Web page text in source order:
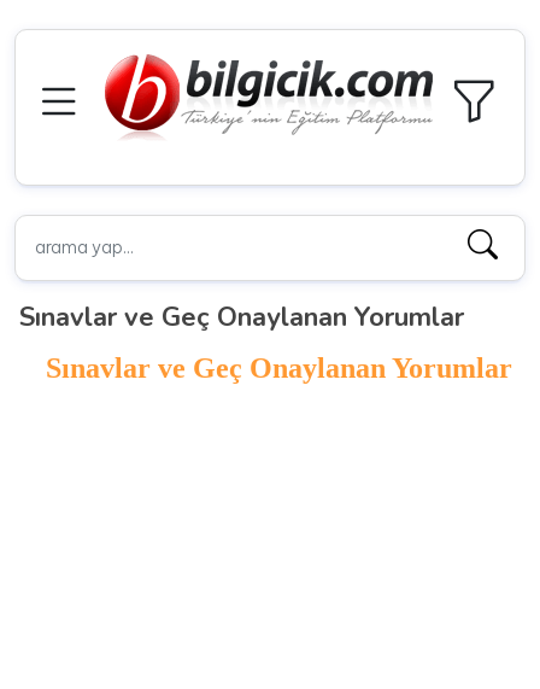
Sınavlar ve Geç Onaylanan Yorumlar
Sınavlar ve Geç Onaylanan Yorumlar